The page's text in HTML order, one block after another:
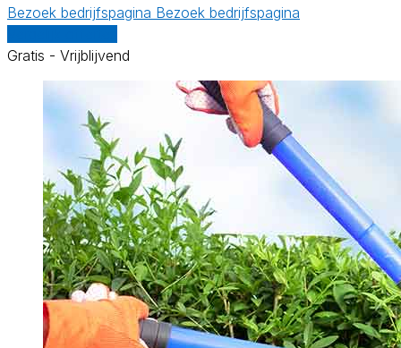
Bezoek bedrijfspagina Bezoek bedrijfspagina
Gratis - Vrijblijvend